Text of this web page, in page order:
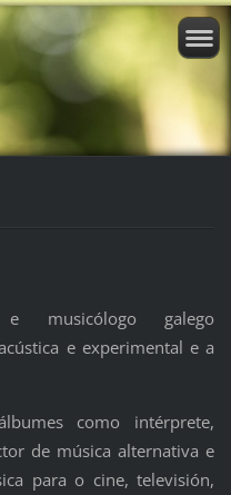
e musicólogo galego
e experimental e a
como intérprete,
de música alternativa e
para o cine, televisión,